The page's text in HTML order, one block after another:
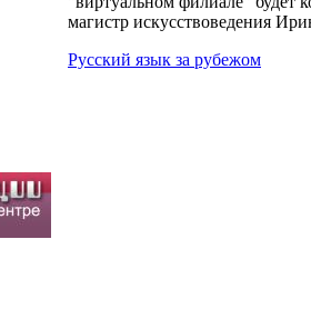
магистр искусствоведения
Русский язык за рубежом